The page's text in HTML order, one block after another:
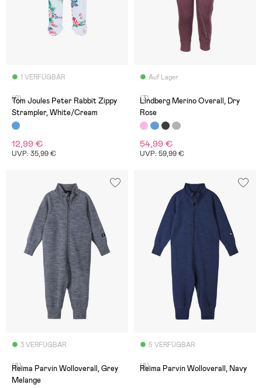
1 VERFÜGBAR
(0)
Tom Joules Peter Rabbit Zippy
Strampler, White/Cream
12,99 €
UVP: 35,99 €
Auf Lager
(3)
Lindberg Merino Overall, Dry
Rose
54,99 €
UVP: 59,99 €
3 VERFÜGBAR
(6)
Reima Parvin Wolloverall, Grey
Melange
5 VERFÜGBAR
(6)
Reima Parvin Wolloverall, Navy